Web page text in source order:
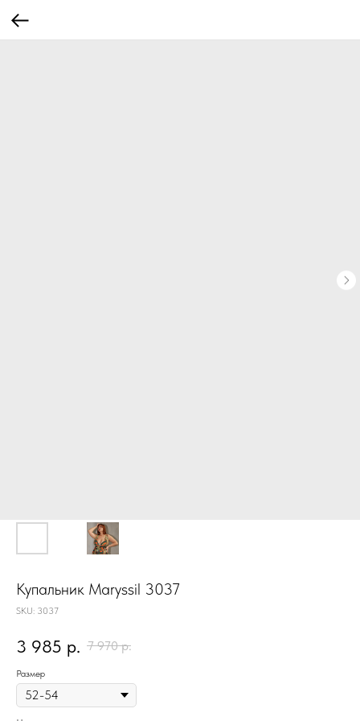
Купальник Maryssil 3037
SKU: 3037
3 985 р. 7 970 р.
Размер